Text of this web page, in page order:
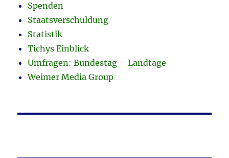
Spenden
Staatsverschuldung
Statistik
Tichys Einblick
Umfragen: Bundestag – Landtage
Weimer Media Group